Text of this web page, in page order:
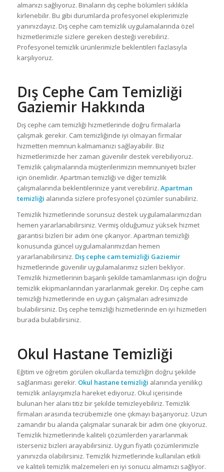
almanızı sağlıyoruz. Binaların dış cephe bölümleri sıklıkla
kirlenebilir. Bu gibi durumlarda profesyonel ekiplerimizle
yanınızdayız. Dış cephe cam temizlik uygulamalarında özel
hizmetlerimizle sizlere gereken desteği verebiliriz.
Profesyonel temizlik ürünlerimizle beklentileri fazlasıyla
karşılıyoruz.
Dış Cephe Cam Temizliği
Gaziemir Hakkında
Dış cephe cam temizliği hizmetlerinde doğru firmalarla
çalışmak gerekir. Cam temizliğinde iyi olmayan firmalar
hizmetten memnun kalmamanızı sağlayabilir. Biz
hizmetlerimizde her zaman güvenilir destek verebiliyoruz.
Temizlik çalışmalarında müşterilerimizin memnuniyeti bizler
için önemlidir. Apartman temizliği ve diğer temizlik
çalışmalarında beklentilerinize yanıt verebiliriz. Apartman
temizliği alanında sizlere profesyonel çözümler sunabiliriz.
Temizlik hizmetlerinde sorunsuz destek uygulamalarımızdan
hemen yararlanabilirsiniz. Vermiş olduğumuz yüksek hizmet
garantisi bizleri bir adım öne çıkarıyor. Apartman temizliği
konusunda güncel uygulamalarımızdan hemen
yararlanabilirsiniz. Dış cephe cam temizliği Gaziemir
hizmetlerinde güvenilir uygulamalarımız sizleri bekliyor.
Temizlik hizmetlerinin başarılı şekilde tamamlanması için doğru
temizlik ekipmanlarından yararlanmak gerekir. Dış cephe cam
temizliği hizmetlerinde en uygun çalışmaları adresimizde
bulabilirsiniz. Dış cephe temizliği hizmetlerinde en iyi hizmetleri
burada bulabilirsiniz.
Okul Hastane Temizliği
Eğitim ve öğretim görülen okullarda temizliğin doğru şekilde
sağlanması gerekir. Okul hastane temizliği alanında yenilikçi
temizlik anlayışımızla hareket ediyoruz. Okul içerisinde
bulunan her alanı titiz bir şekilde temizleyebiliriz. Temizlik
firmaları arasında tecrübemizle öne çıkmayı başarıyoruz. Uzun
zamandır bu alanda çalışmalar sunarak bir adım öne çıkıyoruz.
Temizlik hizmetlerinde kaliteli çözümlerden yararlanmak
isterseniz bizleri arayabilirsiniz. Uygun fiyatlı çözümlerimizle
yanınızda olabilirsiniz. Temizlik hizmetlerinde kullanılan etkili
ve kaliteli temizlik malzemeleri en iyi sonucu almamızı sağlıyor.